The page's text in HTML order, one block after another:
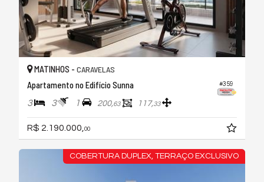
#359
MATINHOS - CARAVELAS
Apartamento no Edifício Sunna
3 3 1 200,63 117,33
R$ 2.190.000, 00
COBERTURA DUPLEX, TERRAÇO EXCLUSIVO